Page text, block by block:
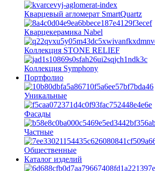
Кварцевый агломерат SmartQuartz
Кварцекерамика Nabel
Коллекция STONE RELIEF
Коллекция Symphony
Портфолио
Уникальные
Фасады
Частные
Общественные
Каталог изделий